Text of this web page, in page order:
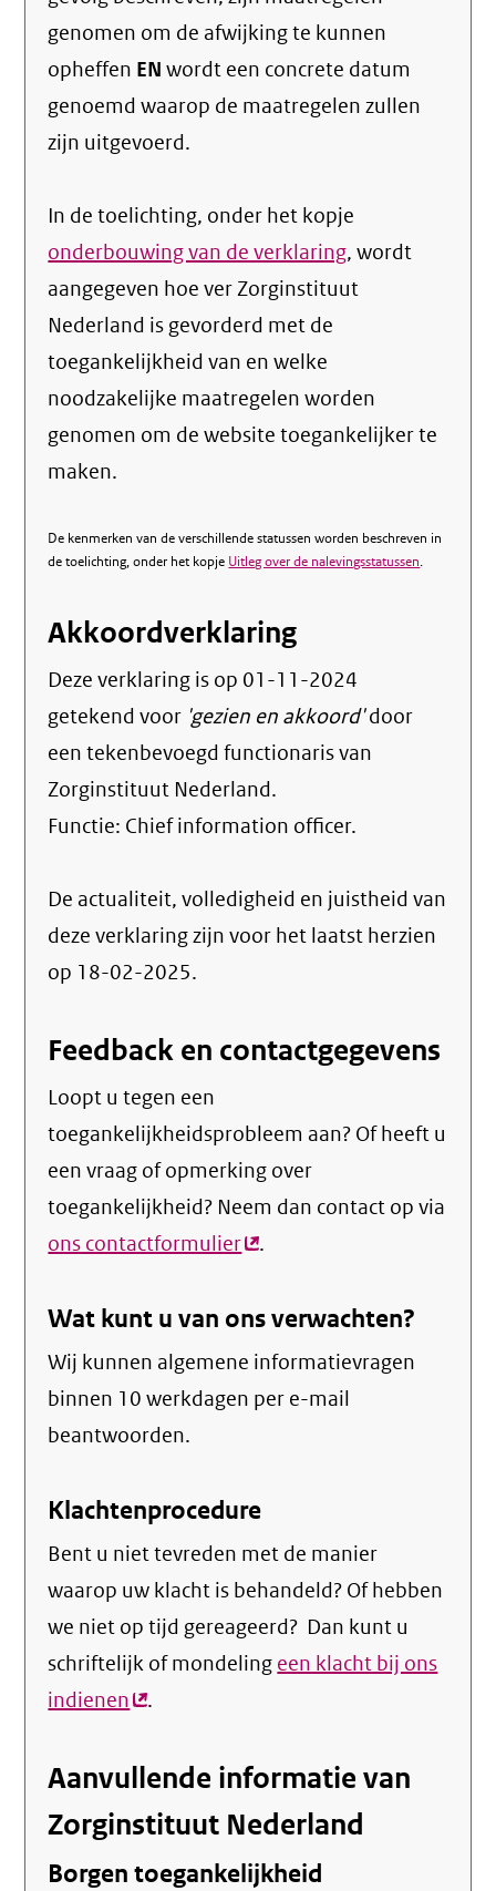
genomen om de afwijking te kunnen
opheffen EN wordt een concrete datum
genoemd waarop de maatregelen zullen
zijn uitgevoerd.
In de toelichting, onder het kopje
onderbouwing van de verklaring, wordt
aangegeven hoe ver Zorginstituut
Nederland is gevorderd met de
toegankelijkheid van en welke
noodzakelijke maatregelen worden
genomen om de website toegankelijker te
maken.
De kenmerken van de verschillende statussen worden beschreven in
de toelichting, onder het kopje Uitleg over de nalevingsstatussen.
Akkoordverklaring
Deze verklaring is op 01-11-2024
getekend voor 'gezien en akkoord'door
een tekenbevoegd functionaris van
Zorginstituut Nederland.
Functie: Chief information officer.
De actualiteit, volledigheid en juistheid van
deze verklaring zijn voor het laatst herzien
op 18-02-2025.
Feedback en contactgegevens
Loopt u tegen een
toegankelijkheidsprobleem aan? Of heeft u
een vraag of opmerking over
toegankelijkheid? Neem dan contact op via
ons contactformulier(externe
.
Wat kunt u van ons verwachten?
Wij kunnen algemene informatievragen
binnen 10 werkdagen per e-mail
beantwoorden.
Klachtenprocedure
Bent u niet tevreden met de manier
waarop uw klacht is behandeld? Of hebben
we niet op tijd gereageerd? Dan kunt u
schriftelijk of mondeling een klacht bij ons
indienen(externe
.
Aanvullende informatie van
Zorginstituut Nederland
Borgen toegankelijkheid